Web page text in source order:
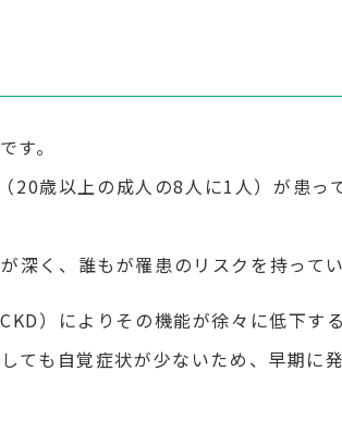
す。
歳以上の成人の8人に1人）が患っ
く、誰もが罹患のリスクを持ってい
）によりその機能が徐々に低下す
ても自覚症状が少ないため、早期に